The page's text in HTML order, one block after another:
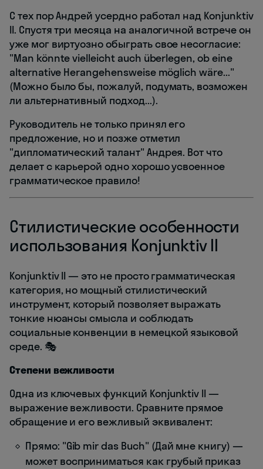
С тех пор Андрей усердно работал над Konjunktiv
II. Спустя три месяца на аналогичной встрече он
уже мог виртуозно обыграть свое несогласие:
"Man könnte vielleicht auch überlegen, ob eine
alternative Herangehensweise möglich wäre..."
(Можно было бы, пожалуй, подумать, возможен
ли альтернативный подход...).
Руководитель не только принял его
предложение, но и позже отметил
"дипломатический талант" Андрея. Вот что
делает с карьерой одно хорошо усвоенное
грамматическое правило!
Стилистические особенности
использования Konjunktiv II
Konjunktiv II — это не просто грамматическая
категория, но мощный стилистический
инструмент, который позволяет выражать
тонкие нюансы смысла и соблюдать
социальные конвенции в немецкой языковой
среде. 🎭
Степени вежливости
Одна из ключевых функций Konjunktiv II —
выражение вежливости. Сравните прямое
обращение и его вежливый эквивалент:
Прямо: "Gib mir das Buch" (Дай мне книгу) —
может восприниматься как грубый приказ